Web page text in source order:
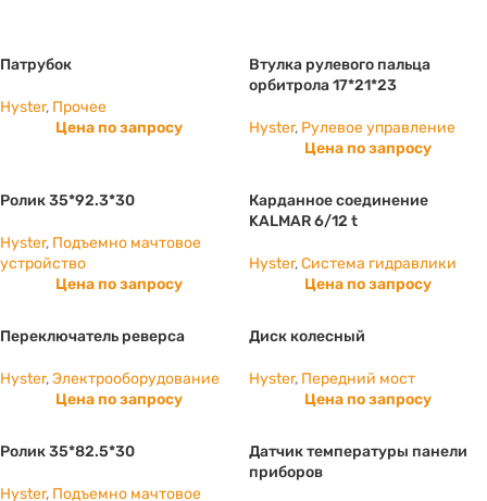
Патрубок
Hyster, Прочее
Цена по запросу
Втулка рулевого пальца
орбитрола 17*21*23
Hyster, Рулевое управление
Цена по запросу
Ролик 35*92.3*30
Hyster, Подъемно мачтовое
устройство
Цена по запросу
Карданное соединение
KALMAR 6/12 t
Hyster,Система гидравлики
Цена по запросу
Переключатель реверса
Hyster,Электрооборудование
Цена по запросу
Диск колесный
Hyster, Передний мост
Цена по запросу
Ролик 35*82.5*30
Hyster, Подъемно мачтовое
Датчик температуры панели
приборов